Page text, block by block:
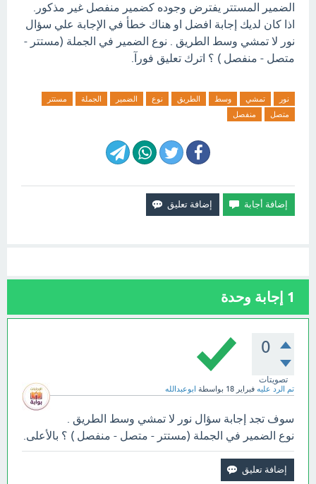
الضمير المستتر يفترض وجوده كضمير منفصل غير مذكور.
اذا كان لديك إجابة افضل او هناك خطأ في الإجابة علي سؤال
نور لا تمشي وسط الطريق . نوع الضمير في الجملة (مستتر -
متصل - منفصل ) ؟ اترك تعليق فورآ.
نور تمشي وسط الطريق نوع الضمير الجملة
مستتر
متصل
منفصل
1 إجابة وحدة
0
تصويتات
تم الرد عليه فبراير 18 بواسطة ابوعبدالله
سوف تجد إجابة سؤال نور لا تمشي وسط الطريق .
نوع الضمير في الجملة (مستتر - متصل - منفصل ) ؟ بالأعلى.